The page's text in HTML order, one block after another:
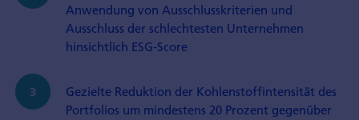
Anwendung von Ausschlusskriterien und
Ausschluss der schlechtesten Unternehmen
hinsichtlich ESG-Score
Gezielte Reduktion der Kohlenstoffintensität des
Portfolios um mindestens 20 Prozent gegenüber